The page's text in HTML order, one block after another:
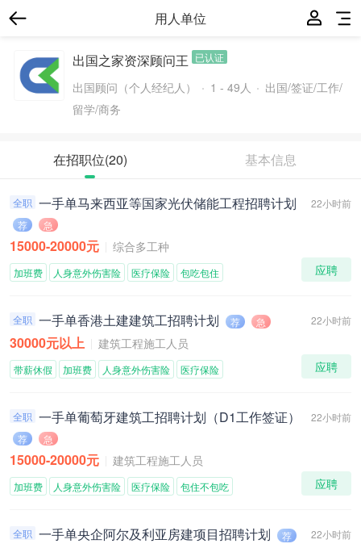
用人单位
出国之家资深顾问王 已认证
出国顾问（个人经纪人） 1 - 49人
出国/签证/工作/
留学/商务
在招职位(20) 基本信息
22小时前
全职 一手单马来西亚等国家光伏储能工程招聘计划
荐 急
15000-20000元
综合多工种
应聘
加班费 人身意外伤害险 医疗保险 包吃包住
22小时前
全职 一手单香港土建建筑工招聘计划 荐 急
30000元以上
建筑工程施工人员
应聘
带薪休假 加班费 人身意外伤害险 医疗保险
22小时前
全职 一手单葡萄牙建筑工招聘计划（D1工作签证）
荐 急
15000-20000元
建筑工程施工人员
应聘
加班费 人身意外伤害险 医疗保险 包住不包吃
22小时前
全职 一手单央企阿尔及利亚房建项目招聘计划
荐